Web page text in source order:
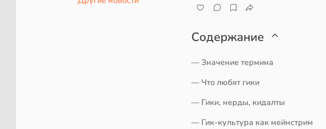
Содержание
— Значение термина
— Что любят гики
— Гики, нерды, кидалты
— Гик-культура как мейнстрим